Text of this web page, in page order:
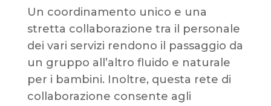
Un coordinamento unico e una
stretta collaborazione tra il personale
dei vari servizi rendono il passaggio da
un gruppo all’altro fluido e naturale
per i bambini. Inoltre, questa rete di
collaborazione consente agli